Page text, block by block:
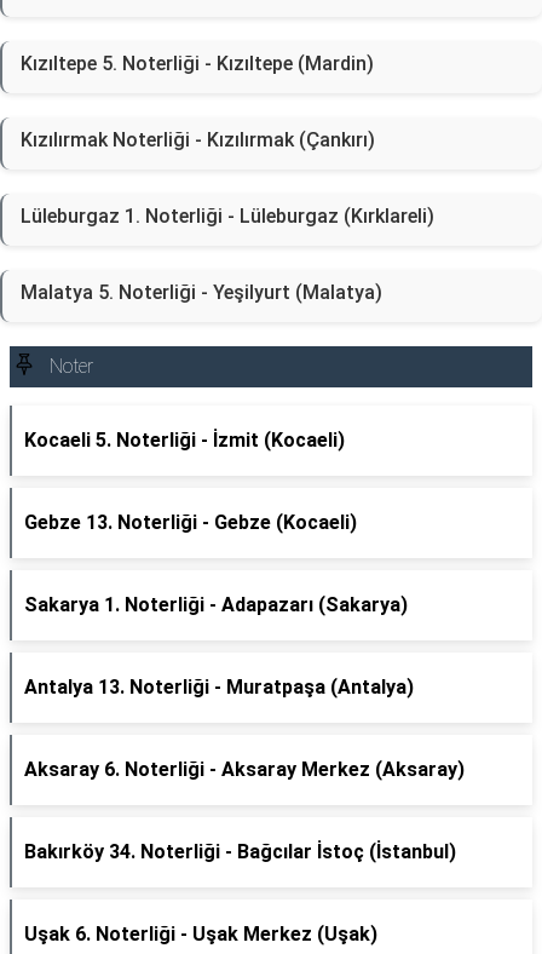
Kızıltepe 5. Noterliği - Kızıltepe (Mardin)
Kızılırmak Noterliği - Kızılırmak (Çankırı)
Lüleburgaz 1. Noterliği - Lüleburgaz (Kırklareli)
Malatya 5. Noterliği - Yeşilyurt (Malatya)
Noter
Kocaeli 5. Noterliği - İzmit (Kocaeli)
Gebze 13. Noterliği - Gebze (Kocaeli)
Sakarya 1. Noterliği - Adapazarı (Sakarya)
Antalya 13. Noterliği - Muratpaşa (Antalya)
Aksaray 6. Noterliği - Aksaray Merkez (Aksaray)
Bakırköy 34. Noterliği - Bağcılar İstoç (İstanbul)
Uşak 6. Noterliği - Uşak Merkez (Uşak)